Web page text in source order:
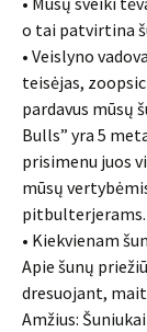
o tai patvirtina
• Veislyno
teisėjas,
pardavus mūsų
Bulls” yra 5
prisimenu juos
mūsų
pitbulterjerams.
• Kiekvienam
Apie šunų
dresuojant,
Amžius: